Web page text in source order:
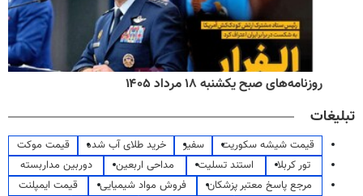
روزنامه‌های صبح یکشنبه ۱۸ مرداد ۱۴۰۵
تبلیغات
قیمت شیشه سکوریت سفیر خرید طلای آب شده
قیمت موکت
تور کربلا
استند تسلیت مداحی اربعین
دوربین مداربسته
مرجع پاسخ معتبر پزشکان
فروش مواد شیمیایی
قیمت ایمپلنت